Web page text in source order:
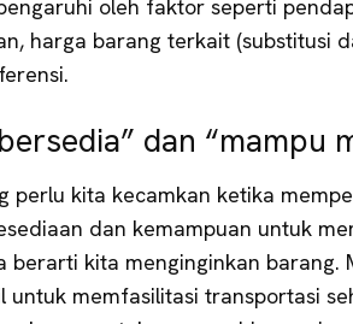
oleh faktor seperti
harga barang terkait (substitusi
dan “mampu
perlu kita kecamkan ketika
dan kemampuan untuk
berarti kita menginginkan barang.
untuk memfasilitasi transportasi